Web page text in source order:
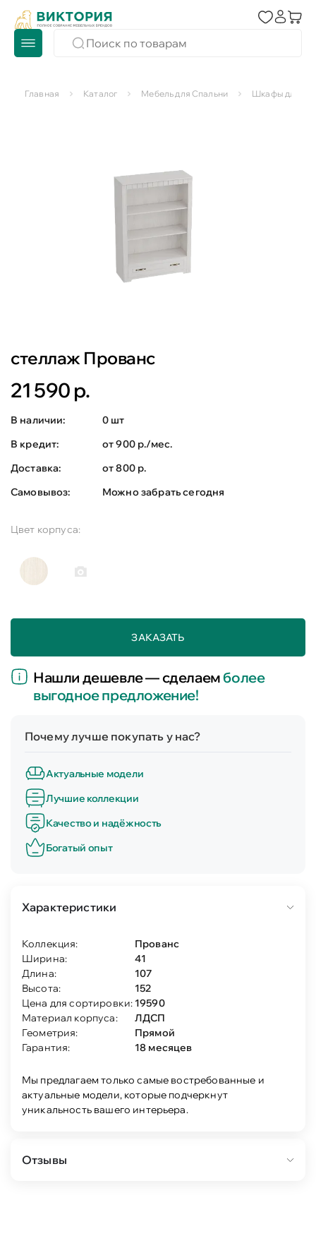
Главная Каталог Мебель для Спальни Шкафы для
стеллаж Прованс
21 590 р.
В наличии:
0 шт
В кредит:
от 900 р./мес.
Доставка:
от 800 р.
Самовывоз:
Можно забрать сегодня
Цвет корпуса:
ЗАКАЗАТЬ
Нашли дешевле — сделаемболее
выгодное предложение!
Почему лучше покупать у нас?
Актуальные модели
Лучшие коллекции
Качество и надёжность
Богатый опыт
Характеристики
Коллекция:
Прованс
Ширина:
41
Длина:
107
Высота:
152
Цена для сортировки: 19590
Материал корпуса:
ЛДСП
Геометрия:
Прямой
Гарантия:
18 месяцев
Мы предлагаем только самые востребованные и
актуальные модели, которые подчеркнут
уникальность вашего интерьера.
Отзывы